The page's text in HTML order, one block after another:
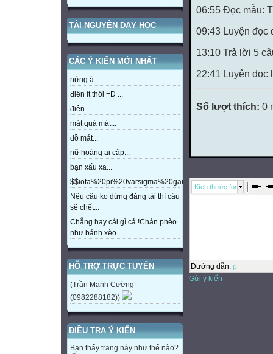
TÀI NGUYÊN DẠY HỌC
CÁC Ý KIẾN MỚI NHẤT
nứng à ...
điên ít thôi =D ...
điên ...
mát quá mát...
đồ mát...
nữ hoàng ai cập...
bạn xấu xa...
Nêu cậu ko dừng đăng tải thì cậu
sẽ chết...
Chẳng hay cái gì cả !Chán phèo
như bánh xèo...
HỖ TRỢ TRỰC TUYẾN
(Trần Mạnh Cường
(0982288182))
ĐIỀU TRA Ý KIẾN
Bạn thấy trang này như thế nào?
06:55 Đọc mẫu:
09:43 Luyện đọc
13:10 Trả lời 5
22:41 Luyện đọc
Số lượt thích: 0
Kích thước font
Đường dẫn: p
Gửi ý kiến